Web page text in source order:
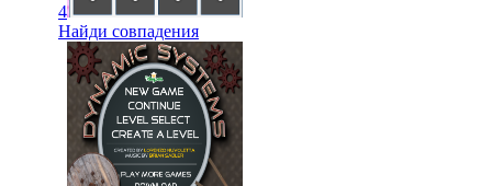
4
Найди совпадения